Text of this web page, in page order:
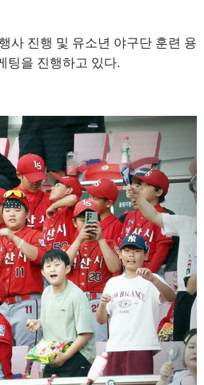
사 진행 및 유소년 야구단 훈련 용
팅을 진행하고 있다.